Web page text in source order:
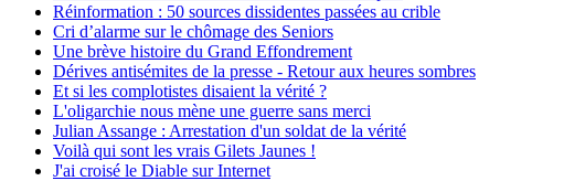
Réinformation : 50 sources dissidentes passées au crible
Cri d’alarme sur le chômage des Seniors
Une brève histoire du Grand Effondrement
Dérives antisémites de la presse - Retour aux heures sombres
Et si les complotistes disaient la vérité ?
L'oligarchie nous mène une guerre sans merci
Julian Assange : Arrestation d'un soldat de la vérité
Voilà qui sont les vrais Gilets Jaunes !
J'ai croisé le Diable sur Internet